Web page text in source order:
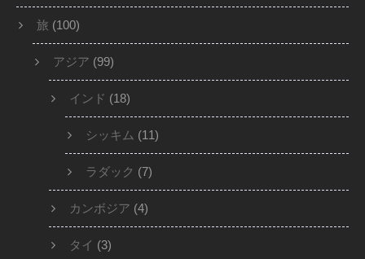
旅 (100)
アジア (99)
インド (18)
シッキム (11)
ラダック (7)
カンボジア (4)
タイ (3)